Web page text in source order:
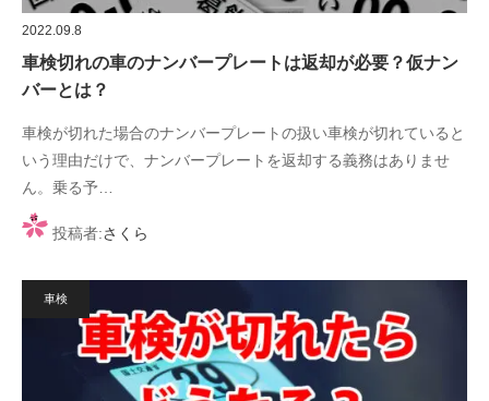
2022.09.8
車検切れの車のナンバープレートは返却が必要？仮ナン
バーとは？
車検が切れた場合のナンバープレートの扱い車検が切れていると
いう理由だけで、ナンバープレートを返却する義務はありませ
ん。乗る予…
投稿者:さくら
車検